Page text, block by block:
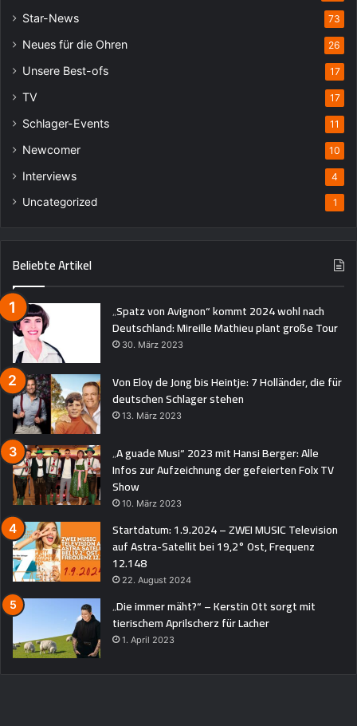
Star-News 73
Neues für die Ohren 26
Unsere Best-ofs 17
TV 17
Schlager-Events 11
Newcomer 10
Interviews 4
Uncategorized 1
Beliebte Artikel
„Spatz von Avignon“ kommt 2024 wohl nach
Deutschland: Mireille Mathieu plant große Tour
30. März 2023
Von Eloy de Jong bis Heintje: 7 Holländer, die für
deutschen Schlager stehen
13. März 2023
„A guade Musi“ 2023 mit Hansi Berger: Alle
Infos zur Aufzeichnung der gefeierten Folx TV
Show
10. März 2023
Startdatum: 1.9.2024 – ZWEI MUSIC Television
auf Astra-Satellit bei 19,2° Ost, Frequenz
12.148
22. August 2024
„Die immer mäht?“ – Kerstin Ott sorgt mit
tierischem Aprilscherz für Lacher
1. April 2023